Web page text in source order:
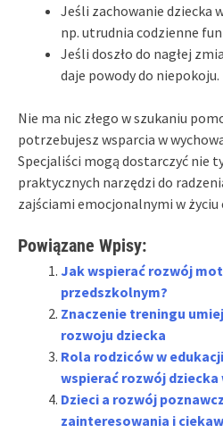
Jeśli zachowanie dziecka
np. utrudnia codzienne
Jeśli doszło do nagłej
daje powody do niepokoju.
Nie ma nic złego w szukaniu
potrzebujesz wsparcia w
Specjaliści mogą dostarczyć nie
praktycznych narzędzi do
zajściami emocjonalnymi w życiu
Powiązane Wpisy:
Jak wspierać rozwój
przedszkolnym?
Znaczenie treningu
rozwoju dziecka
Rola rodziców w
wspierać rozwój dziecka
Dzieci a rozwój
zainteresowania i